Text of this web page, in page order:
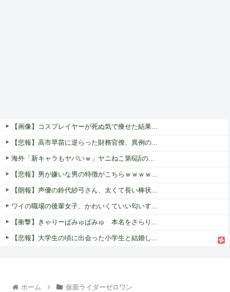
【画像】コスプレイヤーが死ぬ気で痩せた結果...
【悲報】高市早苗に逆らった財務官僚、異例の...
海外「新キャラもヤバいｗ」ヤニねこ第6話の...
【悲報】男が嫌いな男の特徴がこちらｗｗｗｗ...
【朗報】声優の鈴代紗弓さん、太くて長い棒状...
ワイの職場の後輩女子、かわいくていい匂いす...
【衝撃】きゃりーぱみゅぱみゅ 本名をさらり...
【悲報】大学生の頃に出会った小学生と結婚し...
ホーム 仮面ライダーゼロワン